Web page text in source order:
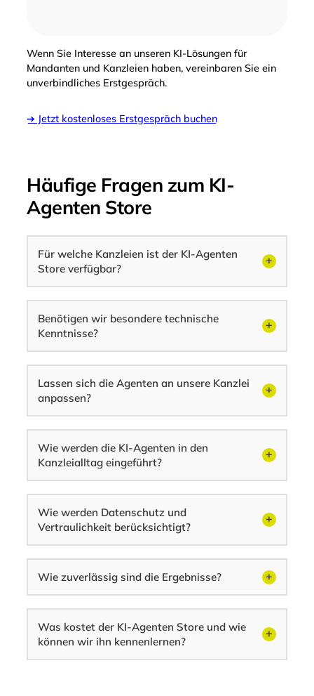
Wenn Sie Interesse an unseren KI-Lösungen für
Mandanten und Kanzleien haben, vereinbaren Sie ein
unverbindliches Erstgespräch.
➔ Jetzt kostenloses Erstgespräch buchen
Häufige Fragen zum KI-
Agenten Store
Für welche Kanzleien ist der KI-Agenten
Store verfügbar?
Benötigen wir besondere technische
Kenntnisse?
Lassen sich die Agenten an unsere Kanzlei
anpassen?
Wie werden die KI-Agenten in den
Kanzleialltag eingeführt?
Wie werden Datenschutz und
Vertraulichkeit berücksichtigt?
Wie zuverlässig sind die Ergebnisse?
Was kostet der KI-Agenten Store und wie
können wir ihn kennenlernen?